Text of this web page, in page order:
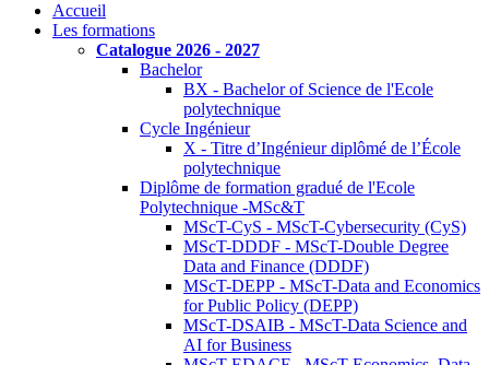
Accueil
Les formations
Catalogue 2026 - 2027
Bachelor
BX - Bachelor of Science de l'Ecole
polytechnique
Cycle Ingénieur
X - Titre d’Ingénieur diplômé de l’École
polytechnique
Diplôme de formation gradué de l'Ecole
Polytechnique -MSc&T
MScT-CyS - MScT-Cybersecurity (CyS)
MScT-DDDF - MScT-Double Degree
Data and Finance (DDDF)
MScT-DEPP - MScT-Data and Economics
for Public Policy (DEPP)
MScT-DSAIB - MScT-Data Science and
AI for Business